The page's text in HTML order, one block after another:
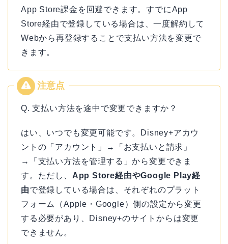
App Store課金を回避できます。すでにApp
Store経由で登録している場合は、一度解約して
Webから再登録することで支払い方法を変更で
きます。
Q. 支払い方法を途中で変更できますか？
はい、いつでも変更可能です。Disney+アカウ
ントの「アカウント」→「お支払いと請求」
→「支払い方法を管理する」から変更できま
す。ただし、 App Store経由やGoogle Play経
由で登録している場合は、それぞれのプラット
フォーム（Apple・Google）側の設定から変更
する必要があり、Disney+のサイトからは変更
できません。